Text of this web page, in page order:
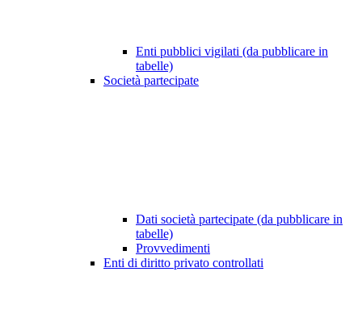
Enti pubblici vigilati (da pubblicare in
tabelle)
Società partecipate
Dati società partecipate (da pubblicare in
tabelle)
Provvedimenti
Enti di diritto privato controllati